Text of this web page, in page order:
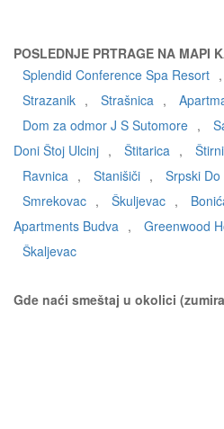
POSLEDNJE PRTRAGE NA MAPI
Splendid Conference Spa Resort ,
Strazanik , Strašnica ,
Dom za odmor J S Sutomore ,
Doni Štoj Ulcinj , Štitarica ,
Ravnica , Stanišiči , Srpski Do
Smrekovac , Škuljevac ,
Apartments Budva , Greenwood
Škaljevac
Gde naći smeštaj u okolici